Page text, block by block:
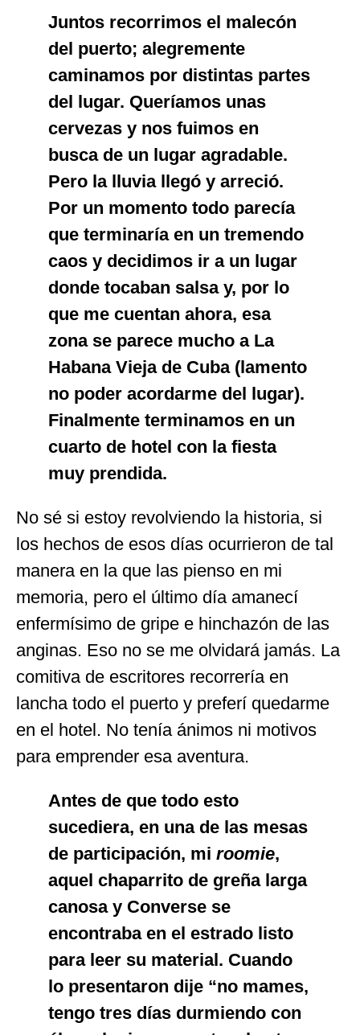
Juntos recorrimos el malecón
del puerto; alegremente
caminamos por distintas partes
del lugar. Queríamos unas
cervezas y nos fuimos en
busca de un lugar agradable.
Pero la lluvia llegó y arreció.
Por un momento todo parecía
que terminaría en un tremendo
caos y decidimos ir a un lugar
donde tocaban salsa y, por lo
que me cuentan ahora, esa
zona se parece mucho a La
Habana Vieja de Cuba (lamento
no poder acordarme del lugar).
Finalmente terminamos en un
cuarto de hotel con la fiesta
muy prendida.
No sé si estoy revolviendo la historia, si
los hechos de esos días ocurrieron de tal
manera en la que las pienso en mi
memoria, pero el último día amanecí
enfermísimo de gripe e hinchazón de las
anginas. Eso no se me olvidará jamás. La
comitiva de escritores recorrería en
lancha todo el puerto y preferí quedarme
en el hotel. No tenía ánimos ni motivos
para emprender esa aventura.
Antes de que todo esto
sucediera, en una de las mesas
de participación, mi roomie,
aquel chaparrito de greña larga
canosa y Converse se
encontraba en el estrado listo
para leer su material. Cuando
lo presentaron dije “no mames,
tengo tres días durmiendo con